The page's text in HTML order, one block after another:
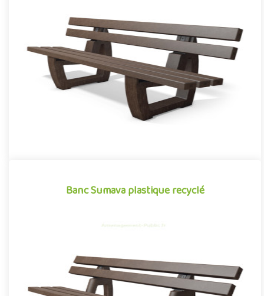
Mobilier urbain conçu en plastique recyclé, le banc Koli se
démarque par sa conception novatrice associant confort,
robustess..
Offre partenaire
Banc Sumava plastique recyclé
Mobilier urbain conçu en plastique recyclé, le banc Sumava se
démarque par sa conception novatrice associant confort,
robuste..